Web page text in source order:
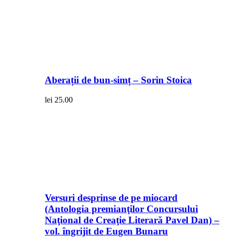
Aberații de bun-simț – Sorin Stoica
lei 25.00
Versuri desprinse de pe miocard
(Antologia premianţilor Concursului
Naţional de Creaţie Literară Pavel Dan) –
vol. îngrijit de Eugen Bunaru